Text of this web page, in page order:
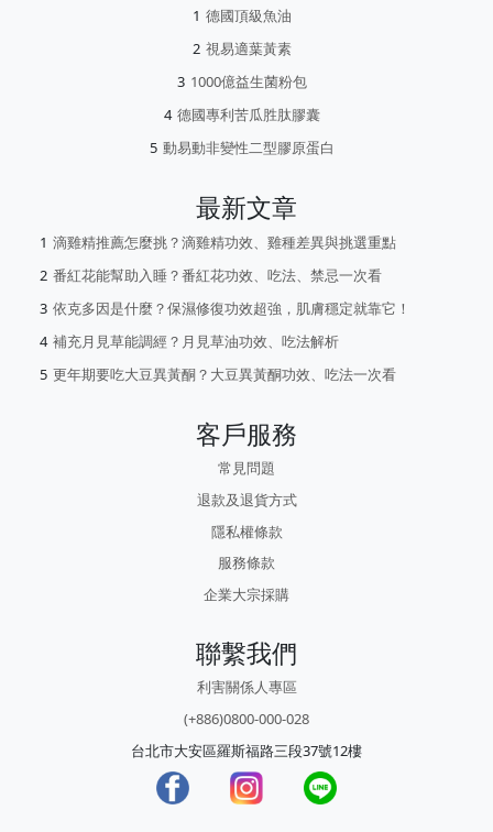
德國頂級魚油
視易適葉黃素
1000億益生菌粉包
德國專利苦瓜胜肽膠囊
動易動非變性二型膠原蛋白
最新文章
滴雞精推薦怎麼挑？滴雞精功效、雞種差異與挑選重點
番紅花能幫助入睡？番紅花功效、吃法、禁忌一次看
依克多因是什麼？保濕修復功效超強，肌膚穩定就靠它！
補充月見草能調經？月見草油功效、吃法解析
更年期要吃大豆異黃酮？大豆異黃酮功效、吃法一次看
客戶服務
常見問題
退款及退貨方式
隱私權條款
服務條款
企業大宗採購
聯繫我們
利害關係人專區
(+886)0800-000-028
台北市大安區羅斯福路三段37號12樓